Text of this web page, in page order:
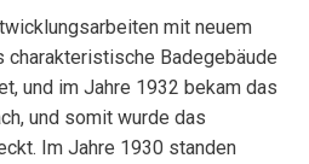
mit neuem
Badegebäude
und im Jahre 1932 bekam das
und somit wurde das
Im Jahre 1930 standen